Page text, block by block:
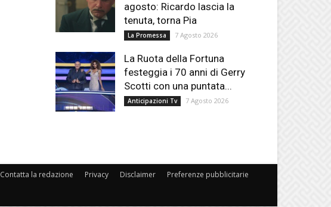
agosto: Ricardo lascia la
tenuta, torna Pia
La Promessa 7 Agosto 2026
La Ruota della Fortuna
festeggia i 70 anni di Gerry
Scotti con una puntata...
Anticipazioni Tv 7 Agosto 2026
Contatta la redazione Privacy Disclaimer Preferenze pubblicitarie